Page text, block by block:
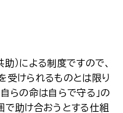
）による制度ですので、
受けられるものとは限り
らの命は自らで守る」の
で助け合おうとする仕組